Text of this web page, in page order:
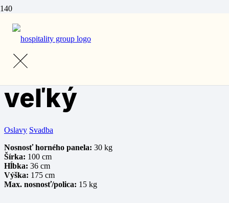
Domov
Policový regál
veľký
Oslavy Svadba
Nosnosť horného panela: 30 kg
Šírka: 100 cm
Hĺbka: 36 cm
Výška: 175 cm
Max. nosnosť/polica: 15 kg